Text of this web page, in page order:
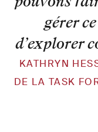
gérer
d’explorer
KATHRYN
DE LA TASK